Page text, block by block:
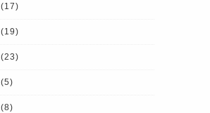
(17)
(19)
(23)
(5)
(8)